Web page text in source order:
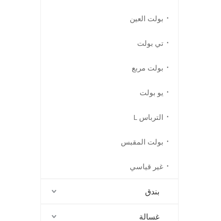
بولت العين
تي بولت
بولت مربع
يو بولت
الترباس L
بولت المقبس
غير قياسي
بندق
غسالة